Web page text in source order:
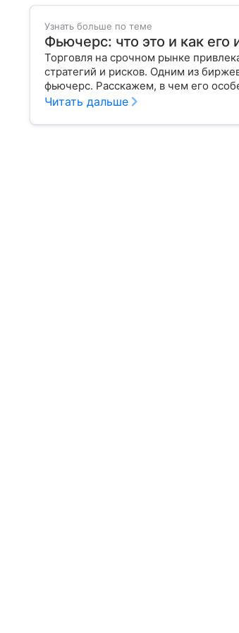
Узнать больше по теме
Фьючерс: что это и как
Торговля на срочном рынке
стратегий и рисков. Одним из
фьючерс. Расскажем, в чем его
Читать дальше